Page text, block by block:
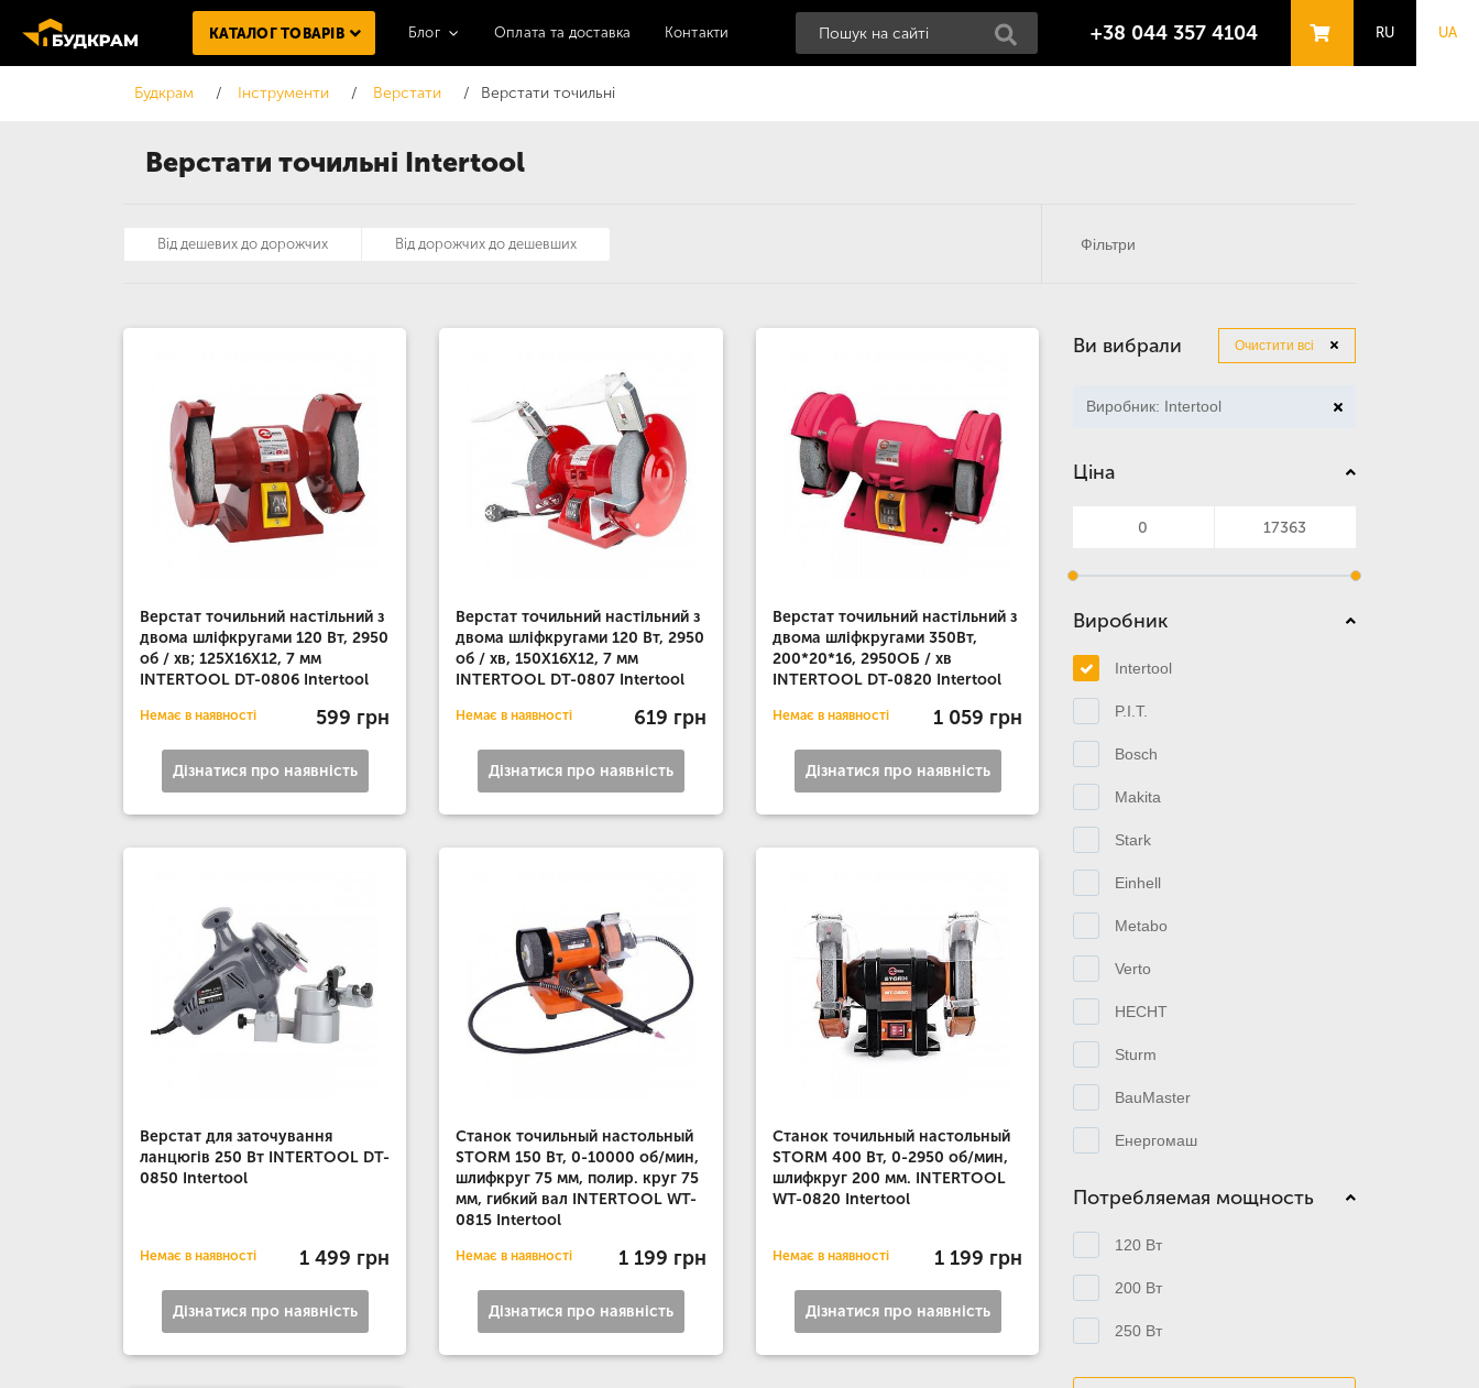
Верстати точильні Intertool
КАТАЛОГ ТОВАРІВ Блог Оплата та доставка Контакти +38 044 357 4104 RU UA
Будкрам Інструменти Верстати Верстати точильні
Верстат точильний настільний з
двома шліфкругами 120 Вт, 2950
об / хв; 125Х16Х12, 7 мм
INTERTOOL DT-0806 Intertool
Немає в наявності 599 грн
Дізнатися про наявність
Верстат точильний настільний з
двома шліфкругами 120 Вт, 2950
об / хв, 150Х16Х12, 7 мм
INTERTOOL DT-0807 Intertool
Немає в наявності 619 грн
Дізнатися про наявність
Верстат точильний настільний з
двома шліфкругами 350Вт,
200*20*16, 2950ОБ / хв
INTERTOOL DT-0820 Intertool
Немає в наявності 1 059 грн
Дізнатися про наявність
Верстат для заточування
ланцюгів 250 Вт INTERTOOL DT-
0850 Intertool
Немає в наявності 1 499 грн
Дізнатися про наявність
Станок точильный настольный
STORM 150 Вт, 0-10000 об/мин,
шлифкруг 75 мм, полир. круг 75
мм, гибкий вал INTERTOOL WT-
0815 Intertool
Немає в наявності 1 199 грн
Дізнатися про наявність
Станок точильный настольный
STORM 400 Вт, 0-2950 об/мин,
шлифкруг 200 мм. INTERTOOL
WT-0820 Intertool
Немає в наявності 1 199 грн
Дізнатися про наявність
Ви вибрали Очистити всі
Виробник: Intertool
Ціна
Виробник
Intertool
P.I.T.
Bosch
Makita
Stark
Einhell
Metabo
Verto
HECHT
Sturm
BauMaster
Енергомаш
Потребляемая мощность
120 Вт
200 Вт
250 Вт
Від дешевих до дорожчих Від дорожчих до дешевших Фільтри